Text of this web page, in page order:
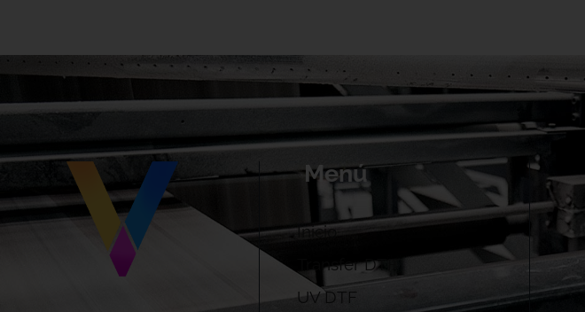
Menú
Inicio
Transfer DTF
UV DTF